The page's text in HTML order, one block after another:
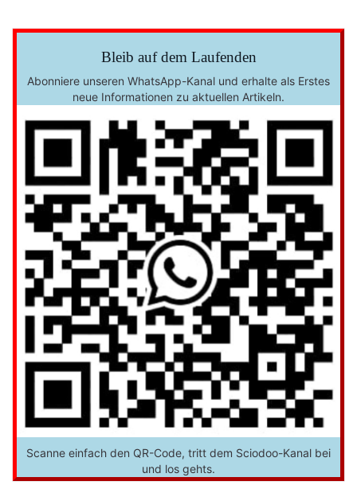
Bleib auf dem Laufenden
Abonniere unseren WhatsApp-Kanal und erhalte als Erstes
neue Informationen zu aktuellen Artikeln.
Scanne einfach den QR-Code, tritt dem Sciodoo-Kanal bei
und los gehts.